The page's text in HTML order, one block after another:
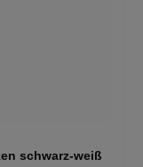
schwarz-weiß